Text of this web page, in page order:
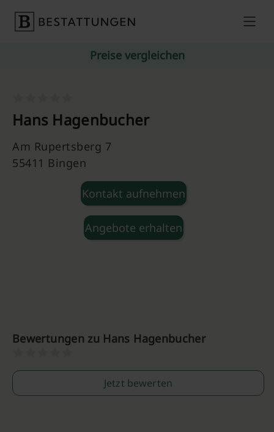
Preise vergleichen
Hans Hagenbucher
Am Rupertsberg 7
55411 Bingen
Kontakt aufnehmen
Angebote erhalten
Bewertungen zu Hans Hagenbucher
Jetzt bewerten